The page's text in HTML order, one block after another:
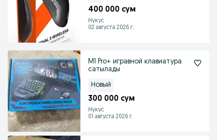
400 000 сум
Нукус
02 августа 2026 г.
M1 Pro+ игравной клавиатура
сатылады
Новый
300 000 сум
Нукус
01 августа 2026 г.